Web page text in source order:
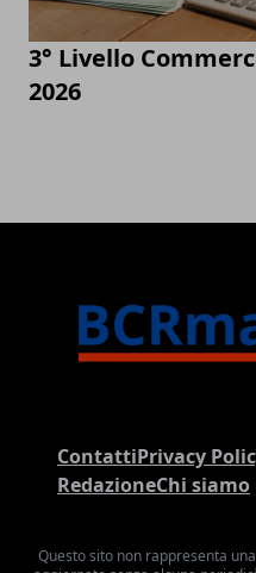
3° Livello
2026
ContattiPrivacy
RedazioneChi siamo
Questo sito non rappresenta